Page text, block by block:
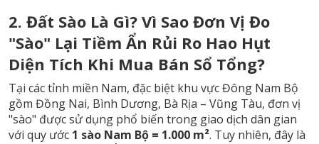
2. Đất Sào Là Gì? Vì Sao Đơn Vị Đo
"Sào" Lại Tiềm Ẩn Rủi Ro Hao Hụt
Diện Tích Khi Mua Bán Sổ Tổng?
Tại các tỉnh miền Nam, đặc biệt khu vực Đông Nam Bộ
gồm Đồng Nai, Bình Dương, Bà Rịa – Vũng Tàu, đơn vị
"sào" được sử dụng phổ biến trong giao dịch dân gian
với quy ước 1 sào Nam Bộ = 1.000 m². Tuy nhiên, đây là